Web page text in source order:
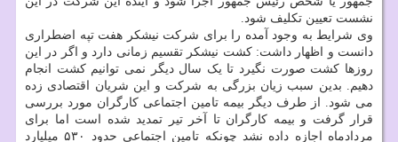
نشست تعیین تکلیف شود.
وی شرایط به وجود آمده را برای شرکت نیشکر هفت تپه اضطراری
دانست و اظهار داشت: کشت نیشکر تقسیم زمانی دارد و اگر در این
روزها کشت صورت نگیرد تا یک سال دیگر نمی توانیم کشت انجام
دهیم. بدین سبب زیان بزرگی به شرکت و این شریان اقتصادی زده
می شود. از طرف دیگر بیمه تامین اجتماعی کارگران مورد بررسی
قرار گرفت و بیمه کارگران تا آخر تیر تمدید شده است اما برای
مردادماه اجازه داده نشد چونکه تامین اجتماعی حدود ۵۳۰ میلیارد